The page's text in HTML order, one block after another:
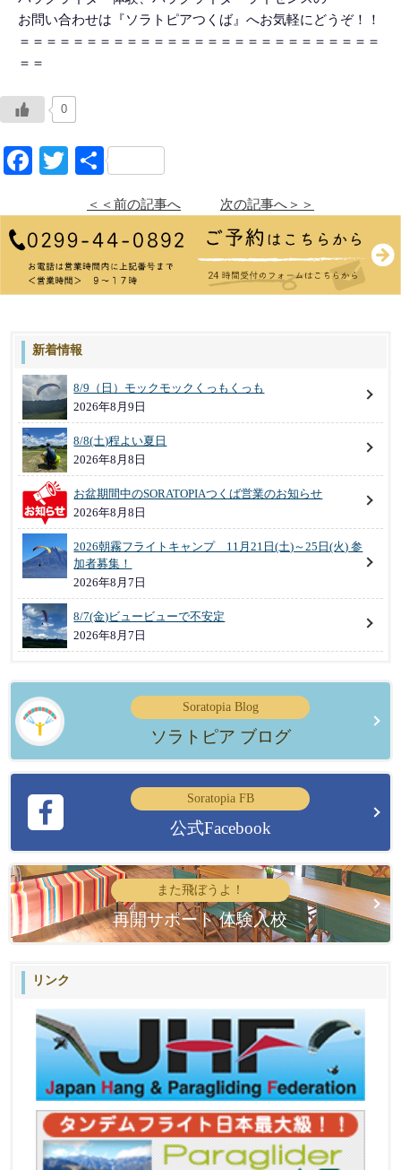
お問い合わせは『ソラトピアつくば』へお気軽にどうぞ！！
＝＝＝＝＝＝＝＝＝＝＝＝＝＝＝＝＝＝＝＝＝＝＝＝＝＝＝
＝＝
0
Facebook
Twitter
共
＜＜前の記事へ 次の記事へ＞＞
新着情報
8/9（日）モックモックくっもくっも
2026年8月9日
8/8(土)程よい夏日
2026年8月8日
お盆期間中のSORATOPIAつくば営業のお知らせ
2026年8月8日
2026朝霧フライトキャンプ 11月21日(土)～25日(火) 参
加者募集！
2026年8月7日
8/7(金)ビュービューで不安定
2026年8月7日
Soratopia Blog
ソラトピア ブログ
Soratopia FB
公式Facebook
また飛ぼうよ！
再開サポート 体験入校
リンク